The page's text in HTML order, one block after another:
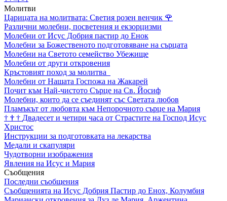
Молитви
Царицата на молитвата: Светия розен венчик 🌹
Различни молебни, посветения и екзорцизми
Молебни от Исус Добрия пастир до Енок
Молебни за Божественото подготовяване на сърцата
Молебни на Светото семейство Убежище
Молебни от други откровения
Кръстовият поход за молитва
Молебни от Нашата Госпожа на Жакарей
Почит към Най-чистото Сърце на Св. Йосиф
Молебни, които да се съединят със Светата любов
Пламъкът от любовта към Непорочното сърце на Мария
† † † Двадесет и четири часа от Страстите на Господ Исус
Христос
Инструкции за подготовката на лекарства
Медали и скапуляри
Чудотворни изображения
Явления на Исус и Мария
Съобщения
Последни съобщения
Съобщенията на Исус Добрия Пастир до Енох, Колумбия